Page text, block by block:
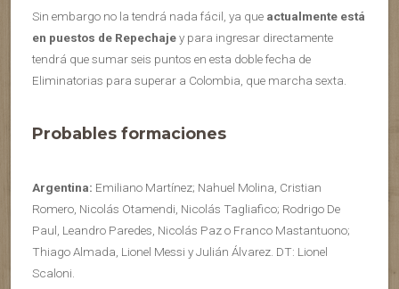
Sin embargo no la tendrá nada fácil, ya que actualmente está
en puestos de Repechajey para ingresar directamente
tendrá que sumar seis puntos en esta doble fecha de
Eliminatorias para superar a Colombia, que marcha sexta.
Probables formaciones
Argentina: Emiliano Martínez; Nahuel Molina, Cristian
Romero, Nicolás Otamendi, Nicolás Tagliafico; Rodrigo De
Paul, Leandro Paredes, Nicolás Paz o Franco Mastantuono;
Thiago Almada, Lionel Messi y Julián Álvarez. DT: Lionel
Scaloni.